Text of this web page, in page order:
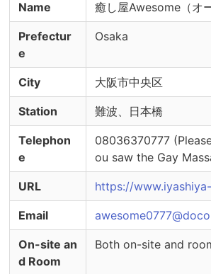
Name 癒し屋Awesome（オ
Prefectur
e
Osaka
City 大阪市中央区
Station 難波、日本橋
Telephon
e
08036370777
ou saw the Gay
URL https://
Email
On-site an
d Room
Both on-site and